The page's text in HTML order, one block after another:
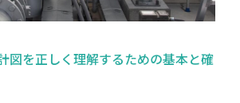
図を正しく理解するための基本と確